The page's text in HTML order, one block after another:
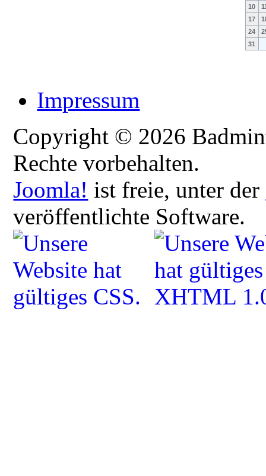
10
17
24
31
Impressum
Copyright © 2026
Rechte vorbehalten.
Joomla! ist freie, unter der
veröffentlichte Software.